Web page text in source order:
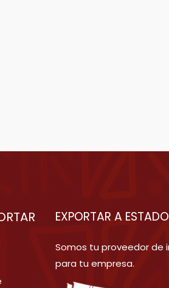
EXPORTAR A
Somos tu proveedor de
para tu empresa.